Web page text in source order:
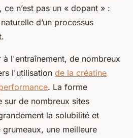
n’est pas un « dopant » :
d’un processus
l'entraînement, de nombreux
l'utilisation de la créatine
. La forme
sur de nombreux sites
la solubilité et
grumeaux, une meilleure